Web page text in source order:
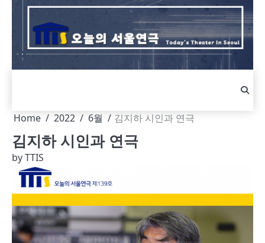
Skip
content
Home 2022 6월 김지하 시인과 연극
김지하 시인과 연극
byTTIS